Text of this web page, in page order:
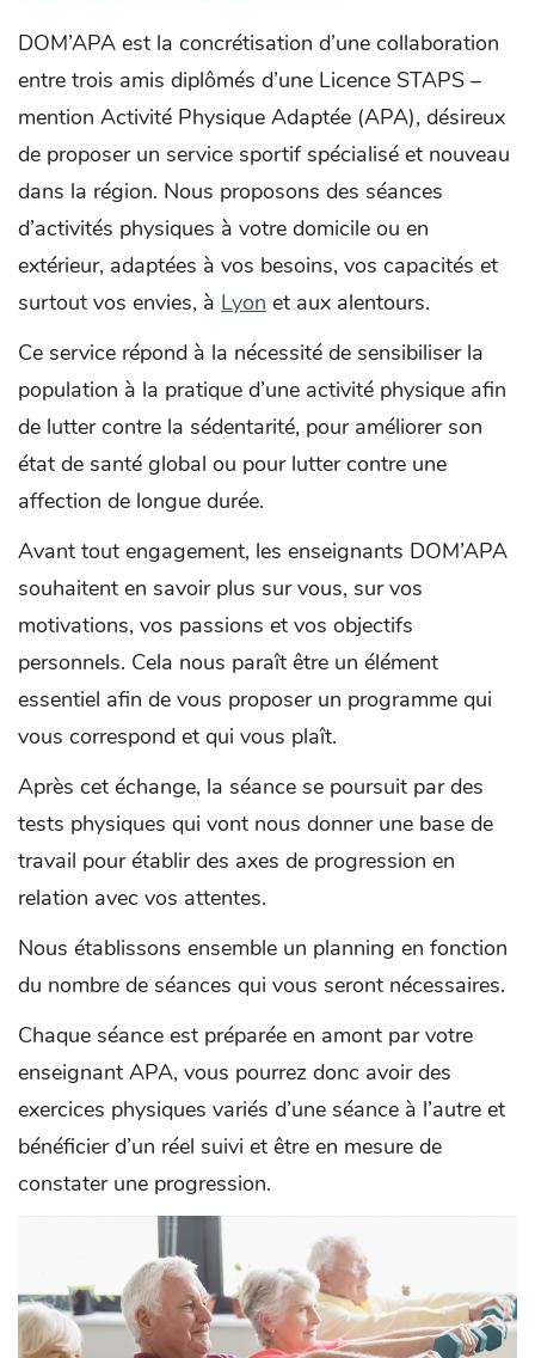
DOM’APA est la concrétisation d’une collaboration
entre trois amis diplômés d’une Licence STAPS –
mention Activité Physique Adaptée (APA), désireux
de proposer un service sportif spécialisé et nouveau
dans la région. Nous proposons des séances
d’activités physiques à votre domicile ou en
extérieur, adaptées à vos besoins, vos capacités et
surtout vos envies, à Lyon et aux alentours.
Ce service répond à la nécessité de sensibiliser la
population à la pratique d’une activité physique afin
de lutter contre la sédentarité, pour améliorer son
état de santé global ou pour lutter contre une
affection de longue durée.
Avant tout engagement, les enseignants DOM’APA
souhaitent en savoir plus sur vous, sur vos
motivations, vos passions et vos objectifs
personnels. Cela nous paraît être un élément
essentiel afin de vous proposer un programme qui
vous correspond et qui vous plaît.
Après cet échange, la séance se poursuit par des
tests physiques qui vont nous donner une base de
travail pour établir des axes de progression en
relation avec vos attentes.
Nous établissons ensemble un planning en fonction
du nombre de séances qui vous seront nécessaires.
Chaque séance est préparée en amont par votre
enseignant APA, vous pourrez donc avoir des
exercices physiques variés d’une séance à l’autre et
bénéficier d’un réel suivi et être en mesure de
constater une progression.